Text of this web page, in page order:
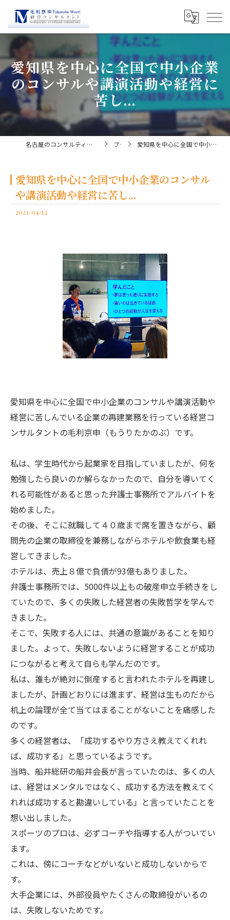
愛知県を中心に全国で中小企業
のコンサルや講演活動や経営に
苦し...
名古屋のコンサルティングなら経営コンサルタント毛利京申 ブログ 愛知県を中心に全国で中小企業のコンサルや講演活動や経営に苦し...
愛知県を中心に全国で中小企業のコンサル
や講演活動や経営に苦し...
2023/04/12
愛知県を中心に全国で中小企業のコンサルや講演活動や
経営に苦しんでいる企業の再建業務を行っている経営コ
ンサルタントの毛利京申（もうりたかのぶ）です。
私は、学生時代から起業家を目指していましたが、何を
勉強したら良いのか解らなかったので、自分を導いてく
れる可能性があると思った弁護士事務所でアルバイトを
始めました。
その後、そこに就職して４０歳まで席を置きながら、顧
問先の企業の取締役を兼務しながらホテルや飲食業も経
営してきました。
ホテルは、売上８億で負債が93億もありました。
弁護士事務所では、5000件以上もの破産申立手続きをし
ていたので、多くの失敗した経営者の失敗哲学を学んで
きました。
そこで、失敗する人には、共通の意識があることを知り
ました。よって、失敗しないように経営することが成功
につながると考えて自らも学んだのです。
私は、誰もが絶対に倒産すると言われたホテルを再建し
ましたが、計画どおりには進まず、経営は生ものだから
机上の論理が全て当てはまることがないことを痛感した
のです。
多くの経営者は、「成功するやり方さえ教えてくれれ
ば、成功する」と思っているようです。
当時、船井総研の船井会長が言っていたのは、多くの人
は、経営はメンタルではなく、成功する方法を教えてく
れれば成功すると勘違いしている」と言っていたことを
想い出しました。
スポーツのプロは、必ずコーチや指導する人がついてい
ます。
これは、傍にコーチなどがいないと成功しないからで
す。
大手企業には、外部役員やたくさんの取締役がいるの
は、失敗しないためです。